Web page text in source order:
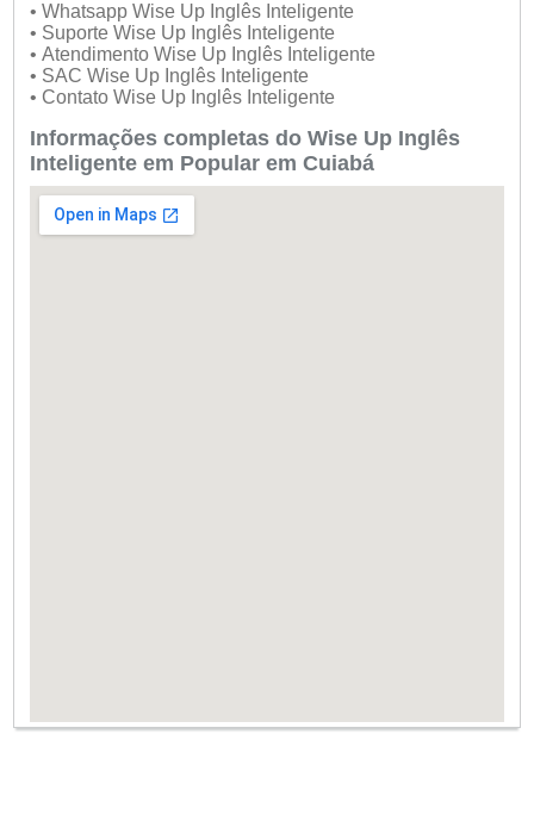
• Whatsapp Wise Up Inglês Inteligente
• Suporte Wise Up Inglês Inteligente
• Atendimento Wise Up Inglês Inteligente
• SAC Wise Up Inglês Inteligente
• Contato Wise Up Inglês Inteligente
Informações completas do Wise Up Inglês
Inteligente em Popular em Cuiabá